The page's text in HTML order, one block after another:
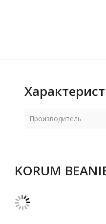
Производитель
KORUM